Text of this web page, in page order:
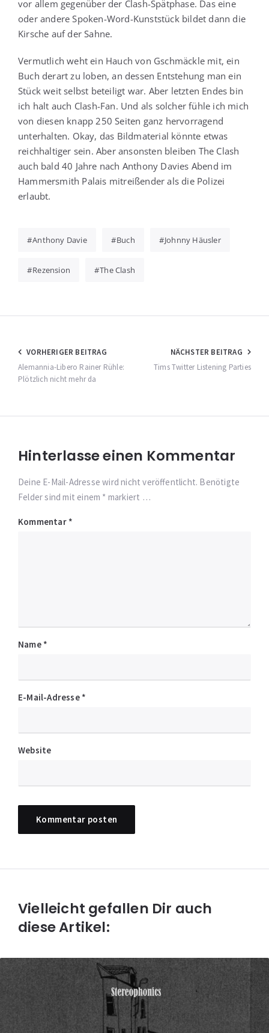
vor allem gegen­über der Clash-Spät­pha­se. Das eine
oder ande­re Spo­ken-Word-Kunst­stück bil­det dann die
Kir­sche auf der Sahne.
Ver­mut­lich weht ein Hauch von Gschmäck­le mit, ein
Buch der­art zu loben, an des­sen Ent­ste­hung man ein
Stück weit selbst betei­ligt war. Aber letz­ten Endes bin
ich halt auch Clash-Fan. Und als sol­cher füh­le ich mich
von die­sen knapp 250 Sei­ten ganz her­vor­ra­gend
unter­hal­ten. Okay, das Bild­ma­te­ri­al könn­te etwas
reich­hal­ti­ger sein. Aber ansons­ten blei­ben The Clash
auch bald 40 Jah­re nach Antho­ny Davies Abend im
Ham­mer­s­mith Palais mit­rei­ßen­der als die Poli­zei
erlaubt.
Anthony Davie Buch Johnny Häusler
Rezension The Clash
Beitragsnavigation
VORHERIGER BEITRAG
Alemannia-Libero Rainer Rühle:
Plötzlich nicht mehr da
NÄCHSTER BEITRAG
Tims Twitter Listening Parties
Hinterlasse einen Kommentar
Deine E-Mail-Adresse wird nicht veröffentlicht. Benötigte
Felder sind mit einem * markiert …
Kommentar *
Name *
E-Mail-Adresse *
Website
Vielleicht gefallen Dir auch
diese Artikel: